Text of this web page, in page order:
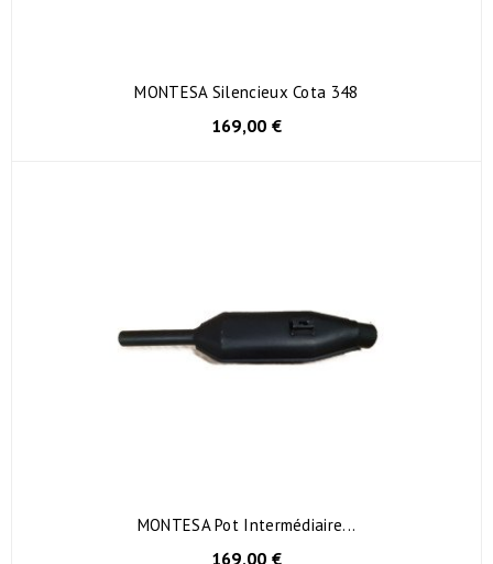
MONTESA Silencieux Cota 348
169,00 €
MONTESA Pot Intermédiaire...
169,00 €